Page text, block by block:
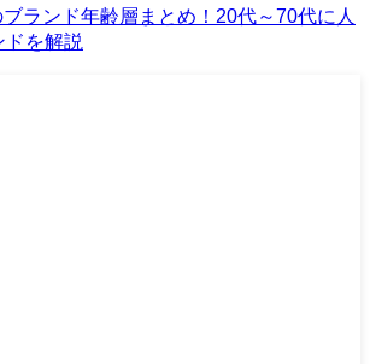
ランド年齢層まとめ！20代～70代に人
を解説